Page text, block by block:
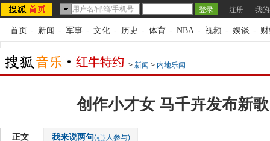
注册 我
首页 - 新闻 - 军事 - 文化 - 历史 - 体育 - NBA - 视频 - 娱谈 -
> 新闻 > 内地乐闻
创作小才女 马千卉发布新
正文 我来说两句( 人参与)